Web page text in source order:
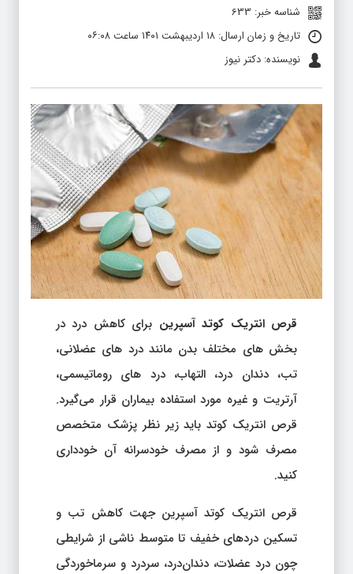
شناسه خبر: 633
تاریخ و زمان ارسال: ۱۸ اردیبهشت ۱۴۰۱ ساعت ۰۶:۰۸
نویسنده: دکتر نیوز
قرص انتریک کوتد آسپرین برای کاهش درد در
بخش های مختلف بدن مانند درد های عضلانی،
تب، دندان درد، التهاب، درد های روماتیسمی،
آرتریت و غیره مورد استفاده بیماران قرار می‌گیرد.
قرص انتریک کوتد باید زیر نظر پزشک متخصص
مصرف شود و از مصرف خودسرانه آن خودداری
کنید.
قرص انتریک کوتد آسپرین جهت کاهش تب و
تسکین دردهای خفیف تا متوسط ناشی از شرایطی
چون درد عضلات، دندان‌درد، سردرد و سرماخوردگی